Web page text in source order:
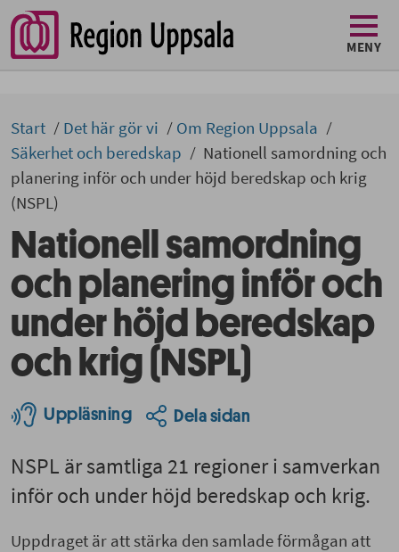
MENY
Start Det här gör vi
Om Region Uppsala
Säkerhet och beredskap
Nationell samordning och
planering inför och under höjd beredskap och krig
(NSPL)
Nationell samordning
och planering inför och
under höjd beredskap
och krig (NSPL)
Uppläsning Dela sidan
NSPL är samtliga 21 regioner i samverkan
inför och under höjd beredskap och krig.
Uppdraget är att stärka den samlade förmågan att